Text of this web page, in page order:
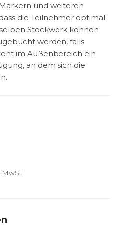
und weiteren
die Teilnehmer optimal
Stockwerk können
werden, falls
im Außenbereich ein
an dem sich die